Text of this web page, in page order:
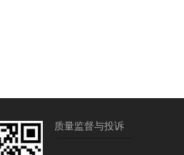
质量监督与投诉